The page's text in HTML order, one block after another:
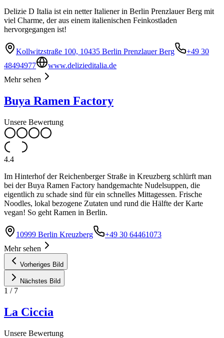
Delizie D Italia ist ein netter Italiener in Berlin Prenzlauer Berg mit
viel Charme, der aus einem italienischen Feinkostladen
hervorgegangen ist!
Kollwitzstraße 100, 10435 Berlin Prenzlauer Berg
+49 30
48494977
www.delizieditalia.de
Mehr sehen
Buya Ramen Factory
Unsere Bewertung
4.4
Im Hinterhof der Reichenberger Straße in Kreuzberg schlürft man
bei der Buya Ramen Factory handgemachte Nudelsuppen, die
eigentlich zu schade sind für ein schnelles Mittagessen. Frische
Noodles, lokal bezogene Zutaten und rund die Hälfte der Karte
vegan! So geht Ramen in Berlin.
10999 Berlin Kreuzberg
+49 30 64461073
Mehr sehen
Vorheriges Bild
Nächstes Bild
1 / 7
La Ciccia
Unsere Bewertung